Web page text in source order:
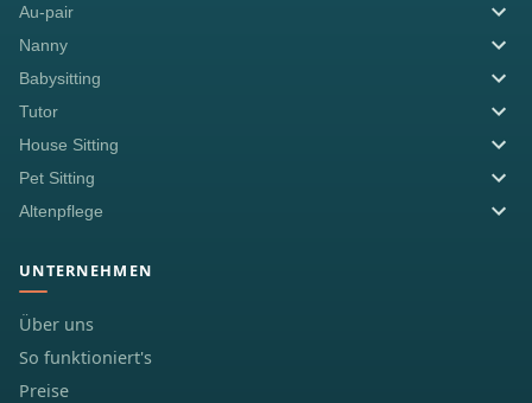
Au-pair
Nanny
Babysitting
Tutor
House Sitting
Pet Sitting
Altenpflege
UNTERNEHMEN
Über uns
So funktioniert's
Preise